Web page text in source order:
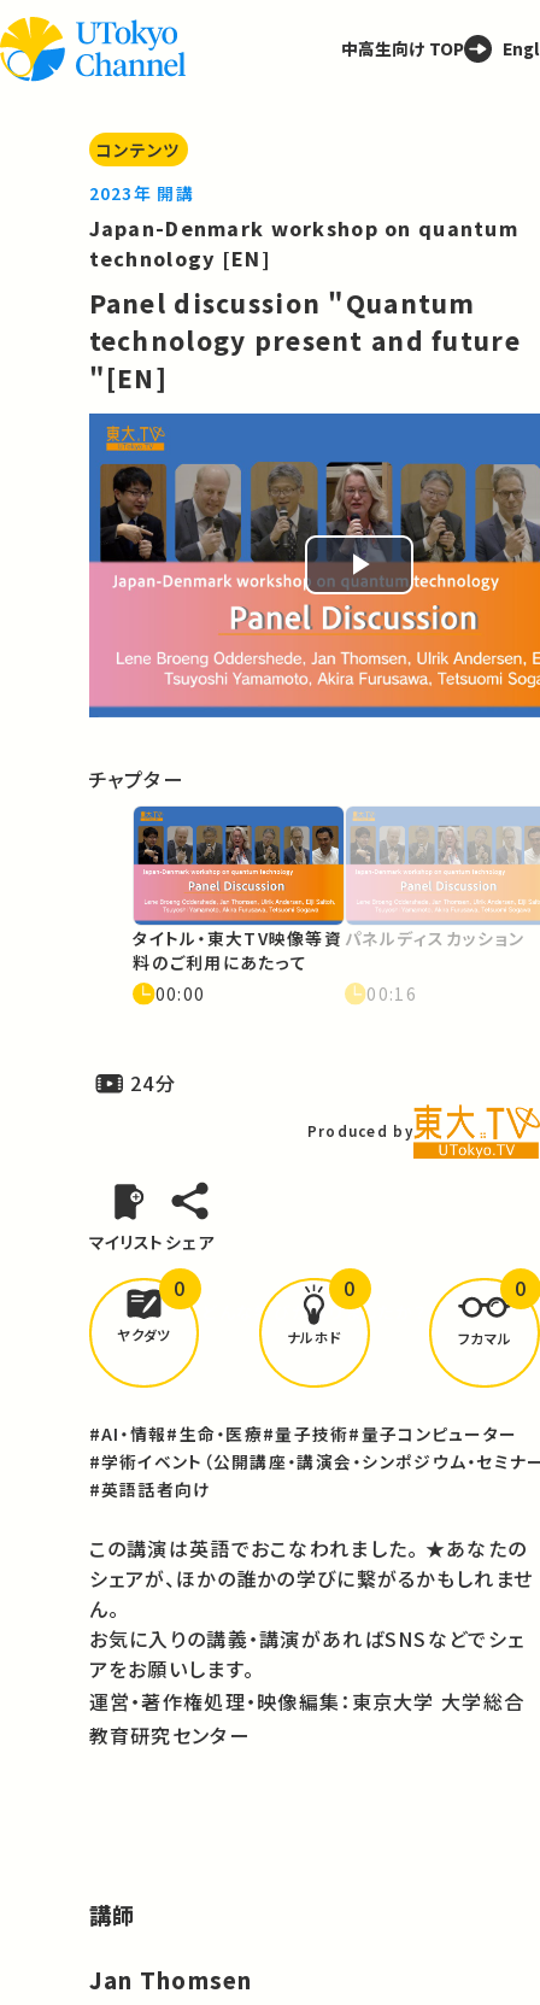
中高生向け TOP
コンテンツ
2023年 開講
Japan-Denmark workshop on quantum
technology [EN]
Panel discussion "Quantum
technology present and future
"[EN]
Play
Video
チャプター
タイトル・東大TV映像等資
料のご利用にあたって
00:00
パネルディスカッション
00:16
24分
Produced by
マイリスト シェア
どんな学びがありましたか？
ヤクダツ
0
ナルホド
0
フカマル
0
#AI・情報#生命・医療#量子技術#量子コンピューター
#学術イベント（公開講座・講演会・シンポジウム・セミナ
#英語話者向け
この講演は英語でおこなわれました。 ★あなたの
シェアが、ほかの誰かの学びに繋がるかもしれませ
ん。
お気に入りの講義・講演があればSNSなどでシェ
アをお願いします。
運営・著作権処理・映像編集：東京大学 大学総合
教育研究センター
講師
Jan Thomsen